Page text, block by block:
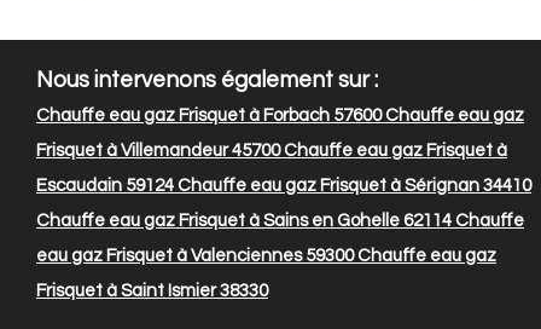
Nous intervenons également sur :
Chauffe eau gaz Frisquet à Forbach 57600Chauffe eau gaz
Frisquet à Villemandeur 45700Chauffe eau gaz Frisquet à
Escaudain 59124 Chauffe eau gaz Frisquet à Sérignan 34410
Chauffe eau gaz Frisquet à Sains en Gohelle 62114 Chauffe
eau gaz Frisquet à Valenciennes 59300Chauffe eau gaz
Frisquet à Saint Ismier 38330